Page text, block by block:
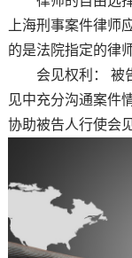
上海刑事案件律师
的是法院指定的律
会见权利： 被告
见中充分沟通案件
协助被告人行使会